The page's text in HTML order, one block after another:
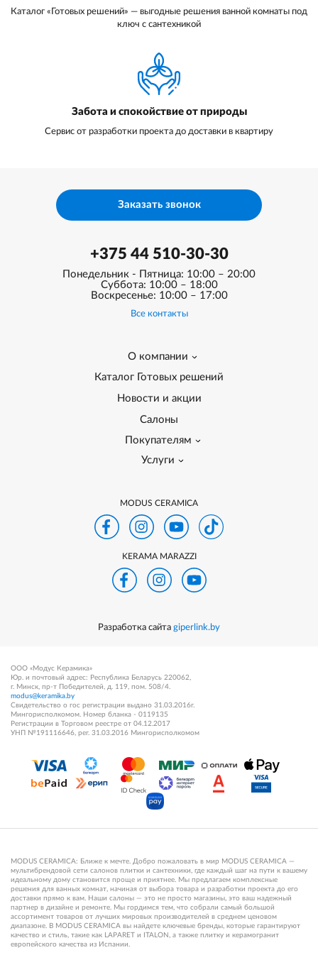
Каталог «Готовых решений» — выгодные решения ванной комнаты под
ключ с сантехникой
Забота и спокойствие от природы
Сервис от разработки проекта до доставки в квартиру
+375 44 510-30-30
Понедельник - Пятница: 10:00 – 20:00
Суббота: 10:00 – 18:00
Воскресенье: 10:00 – 17:00
Все контакты
О компании
Каталог Готовых решений
Новости и акции
Салоны
Покупателям
Услуги
Заказать звонок
MODUS CERAMICA
KERAMA MARAZZI
Разработка сайта giperlink.by
ООО «Модус Керамика»
Юр. и почтовый адрес: Республика Беларусь 220062,
г. Минск, пр-т Победителей, д. 119, пом. 508/4.
modus@keramika.by
Свидетельство о гос регистрации выдано 31.03.2016г.
Мингорисполкомом. Номер бланка - 0119135
Регистрации в Торговом реестре от 04.12.2017
УНП №191116646, рег. 31.03.2016 Мингорисполкомом
MODUS CERAMICA: Ближе к мечте. Добро пожаловать в мир MODUS CERAMICA —
мультибрендовой сети салонов плитки и сантехники, где каждый шаг на пути к вашему
идеальному дому становится проще и приятнее. Мы предлагаем комплексные
решения для ванных комнат, начиная от выбора товара и разработки проекта до его
доставки прямо к вам. Наши салоны — это не просто магазины, это ваш надежный
партнер в дизайне и ремонте. Мы гордимся тем, что собрали самый большой
ассортимент товаров от лучших мировых производителей в среднем ценовом
диапазоне. В MODUS CERAMICA вы найдете ключевые бренды, которые гарантируют
качество и стиль, такие как LAPARET и ITALON, а также плитку и керамогранит
европейского качества из Испании.